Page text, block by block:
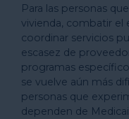
Para las personas
vivienda, combatir el
coordinar servicios
escasez de
programas
se vuelve aún más
personas que
dependen de